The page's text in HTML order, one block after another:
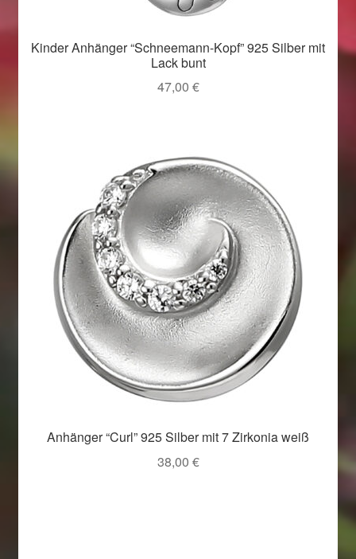
Kinder Anhänger “Schneemann-Kopf” 925 Silber mit
Lack bunt
47,00 €
Anhänger “Curl” 925 Silber mit 7 Zirkonia weiß
38,00 €